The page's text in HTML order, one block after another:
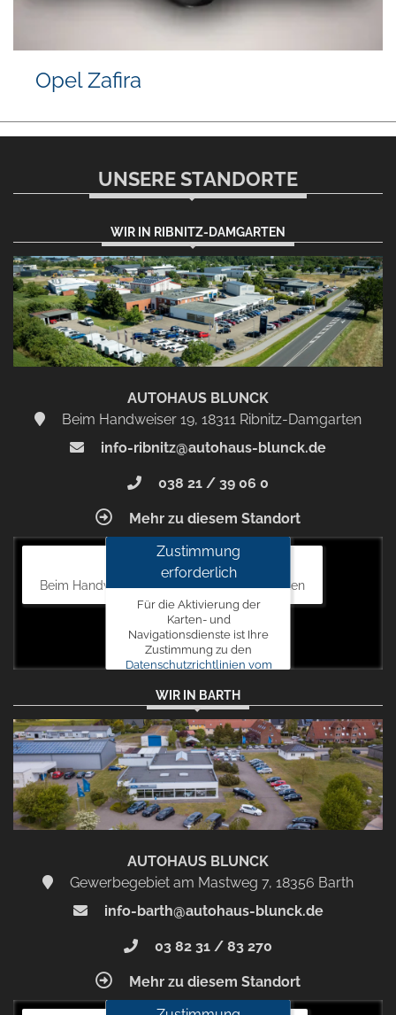
Opel Zafira
UNSERE STANDORTE
WIR IN RIBNITZ-DAMGARTEN
AUTOHAUS BLUNCK
Beim Handweiser 19, 18311 Ribnitz-Damgarten
info-ribnitz@autohaus-blunck.de
038 21 / 39 06 0
Mehr zu diesem Standort
Autohaus Blunck
Beim Handweiser 19, 18311 Ribnitz-Damgarten
Zustimmung
erforderlich
Für die Aktivierung der
Karten- und
Navigationsdienste ist Ihre
Zustimmung zu den
Datenschutzrichtlinien vom
erforderlich.
Zustimmen
und
aktivieren
WIR IN BARTH
AUTOHAUS BLUNCK
Gewerbegebiet am Mastweg 7, 18356 Barth
info-barth@autohaus-blunck.de
03 82 31 / 83 270
Mehr zu diesem Standort